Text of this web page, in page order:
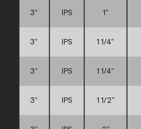
3” IPS 1”
3” IPS 1 1/4”
3” IPS 1 1/4”
3” IPS 1 1/2”